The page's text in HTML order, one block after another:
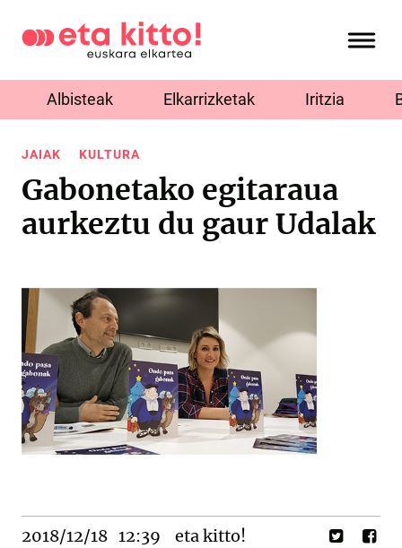
Albisteak Elkarrizketak Iritzia
JAIAK KULTURA
Gabonetako egitaraua
aurkeztu du gaur Udalak
2018/12/18 12:39 eta kitto!